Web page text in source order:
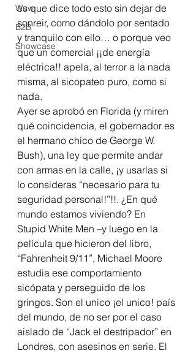
Wow
B2B
Showcase
es que dice todo esto sin dejar de
sonreir, como dándolo por sentado
y tranquilo con ello… o porque veo
que un comercial ¡¡de energía
eléctrica!! apela, al terror a la nada
misma, al sicopateo puro, como si
nada.
Ayer se aprobó en Florida (y miren
qué coincidencia, el gobernador es
el hermano chico de George W.
Bush), una ley que permite andar
con armas en la calle, ¡y usarlas si
lo consideras “necesario para tu
seguridad personal!”!!. ¿En qué
mundo estamos viviendo? En
Stupid White Men –y luego en la
película que hicieron del libro,
“Fahrenheit 9/11”, Michael Moore
estudia ese comportamiento
sicópata y perseguido de los
gringos. Son el unico ¡el unico! país
del mundo, de no ser por el caso
aislado de “Jack el destripador” en
Londres, con asesinos en serie. El